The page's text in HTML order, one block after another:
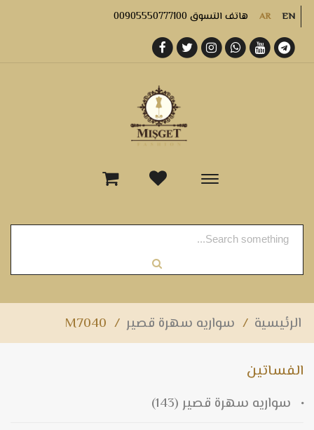
AR EN هاتف التسوق 00905550777100
-
الرئيسية / سواريه سهرة قصير /
M7040
الفساتين
سواريه سهرة قصير (143)